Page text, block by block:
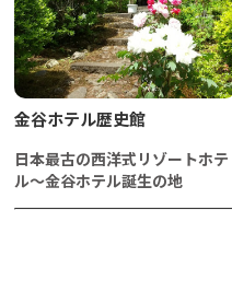
金谷ホテル歴史館
日本最古の西洋式リゾートホテ
ル～金谷ホテル誕生の地